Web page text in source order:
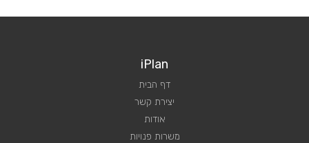
iPlan
דף הבית
יצירת קשר
אודות
משרות פנויות